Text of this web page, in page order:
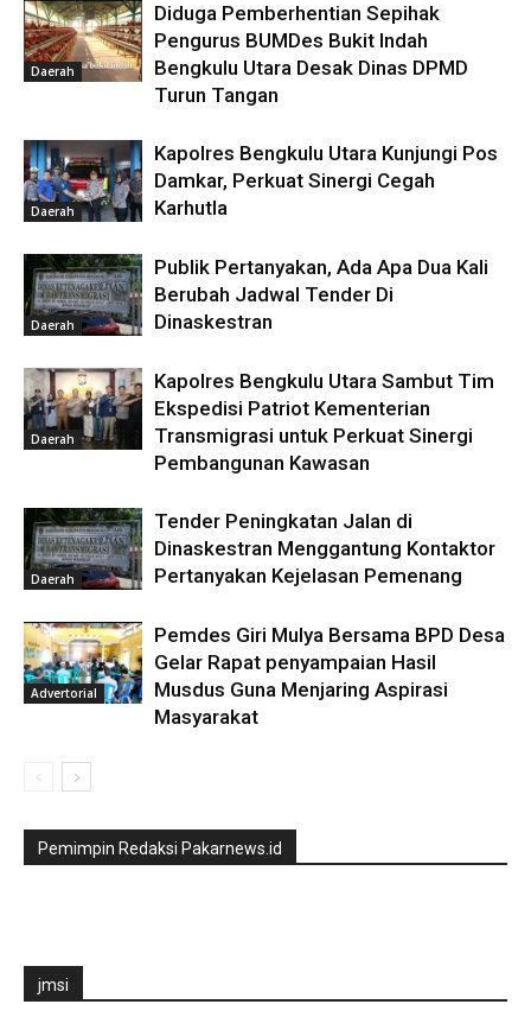
Daerah
Diduga Pemberhentian Sepihak
Pengurus BUMDes Bukit Indah
Bengkulu Utara Desak Dinas DPMD
Turun Tangan
Daerah
Kapolres Bengkulu Utara Kunjungi Pos
Damkar, Perkuat Sinergi Cegah
Karhutla
Daerah
Publik Pertanyakan, Ada Apa Dua Kali
Berubah Jadwal Tender Di
Dinaskestran
Daerah
Kapolres Bengkulu Utara Sambut Tim
Ekspedisi Patriot Kementerian
Transmigrasi untuk Perkuat Sinergi
Pembangunan Kawasan
Daerah
Tender Peningkatan Jalan di
Dinaskestran Menggantung Kontaktor
Pertanyakan Kejelasan Pemenang
Advertorial
Pemdes Giri Mulya Bersama BPD Desa
Gelar Rapat penyampaian Hasil
Musdus Guna Menjaring Aspirasi
Masyarakat
Pemimpin Redaksi Pakarnews.id
jmsi